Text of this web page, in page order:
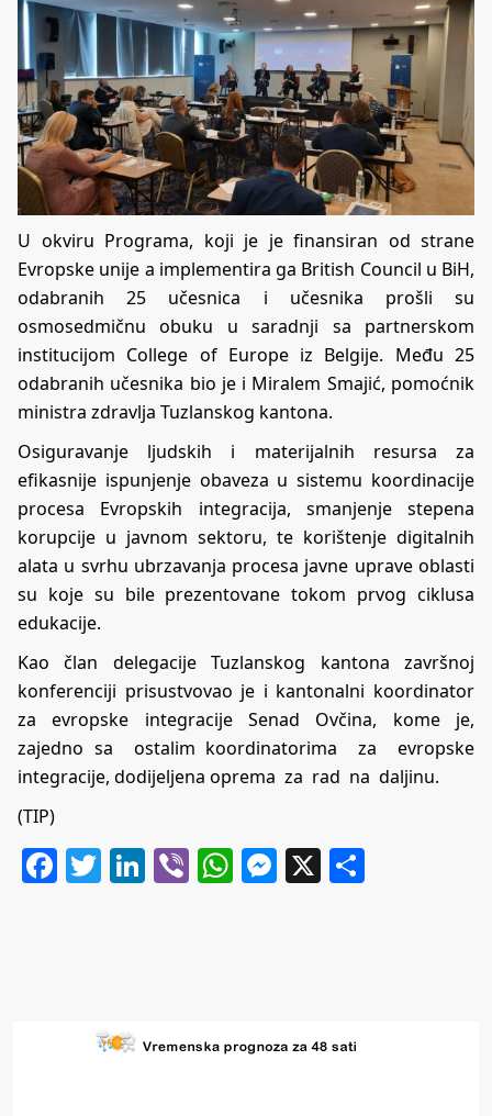
U okviru Programa, koji je je finansiran od strane
Evropske unije a implementira ga British Council u BiH,
odabranih 25 učesnica i učesnika prošli su
osmosedmičnu obuku u saradnji sa partnerskom
institucijom College of Europe iz Belgije. Među 25
odabranih učesnika bio je i Miralem Smajić, pomoćnik
ministra zdravlja Tuzlanskog kantona.
Osiguravanje ljudskih i materijalnih resursa za
efikasnije ispunjenje obaveza u sistemu koordinacije
procesa Evropskih integracija, smanjenje stepena
korupcije u javnom sektoru, te korištenje digitalnih
alata u svrhu ubrzavanja procesa javne uprave oblasti
su koje su bile prezentovane tokom prvog ciklusa
edukacije.
Kao član delegacije Tuzlanskog kantona završnoj
konferenciji prisustvovao je i kantonalni koordinator
za evropske integracije Senad Ovčina, kome je,
zajedno sa ostalim koordinatorima za evropske
integracije, dodijeljena oprema za rad na daljinu.
(TIP)
Facebook
Twitter
LinkedIn
ViberWhatsApp
Messenger
X